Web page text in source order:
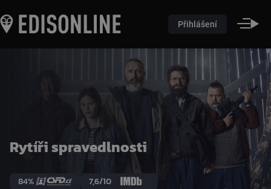
Přihlášení
Rytíři spravedlnosti
84% 7,6/10